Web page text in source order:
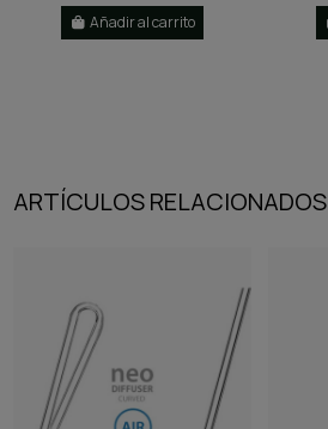
Añadir al carrito
ARTÍCULOS RELACIONADOS